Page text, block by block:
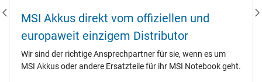
MSI Akkus direkt vom offiziellen und
europaweit einzigem Distributor
Wir sind der richtige Ansprechpartner für sie, wenn es um
MSI Akkus oder andere Ersatzteile für ihr MSI Notebook geht.